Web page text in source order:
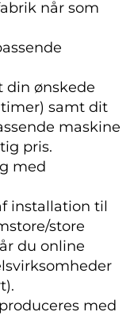
når som
din ønskede
samt dit
maskine
pris.
med
installation til
store
du online
med